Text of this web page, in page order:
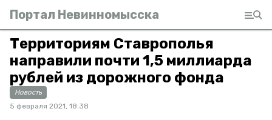
Портал Невинномысска
Территориям Ставрополья
направили почти 1,5 миллиарда
рублей из дорожного фонда
Новость
5 февраля 2021, 18:38